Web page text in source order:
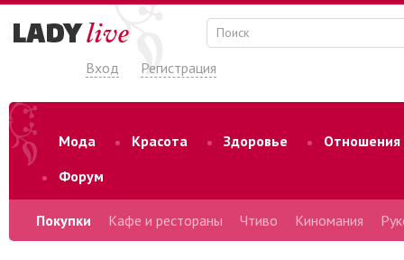
Вход Регистрация
Мода Красота Здоровье
Отношения
Форум
Покупки Кафе и рестораны Чтиво Киномания